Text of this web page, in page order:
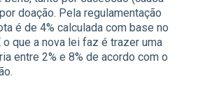
doação. Pela regulamentação
é de 4% calculada com base no
o que a nova lei faz é trazer uma
entre 2% e 8% de acordo com o